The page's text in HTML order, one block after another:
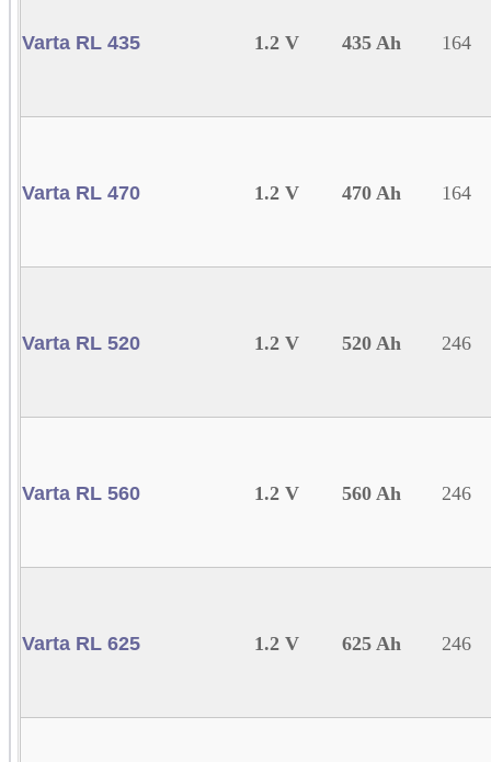
Varta RL 435 1.2 V 435 Ah 164
Varta RL 470 1.2 V 470 Ah 164
Varta RL 520 1.2 V 520 Ah 246
Varta RL 560 1.2 V 560 Ah 246
Varta RL 625 1.2 V 625 Ah 246